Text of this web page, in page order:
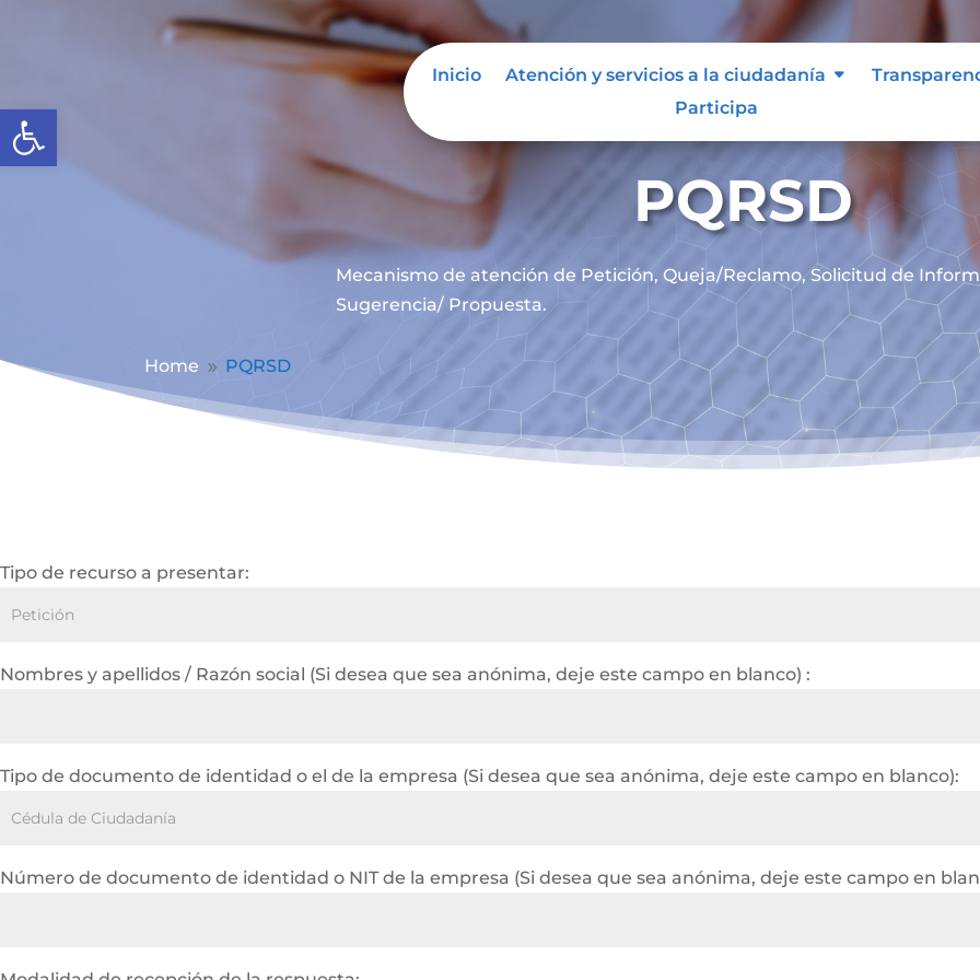
Abrir barra de herramientas
Inicio Atención y servicios a la ciudadanía
Participa
PQRSD
Mecanismo de atención de Petición, Queja/Reclamo, Solicitud de
Sugerencia/ Propuesta.
Home 9 PQRSD
Tipo de recurso a presentar:
Nombres y apellidos / Razón social (Si desea que sea anónima, deje este campo en blanco) :
Tipo de documento de identidad o el de la empresa (Si desea que sea anónima, deje este campo en blanco):
Número de documento de identidad o NIT de la empresa (Si desea que sea anónima, deje este campo en